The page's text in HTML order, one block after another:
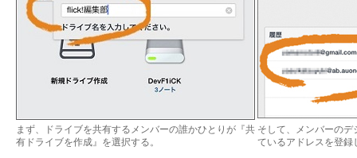
まず、ドライブを共有するメンバーの誰かひとりが『共
有ドライブを作成』を選択する。
そして、メンバーの
ているアドレスを登録